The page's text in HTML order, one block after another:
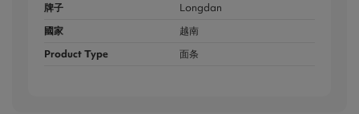
牌子
Longdan
國家
越南
Product Type
面条